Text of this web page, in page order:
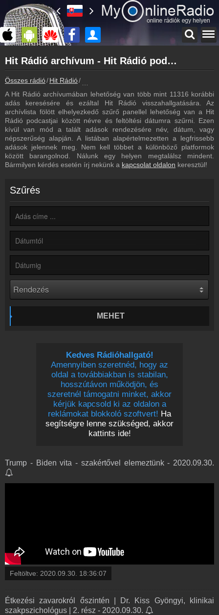
myonlineradio.hu
Hit Rádió
Vissza a Hit Rádió oldalára
Bejelentkezés
Hozz létre saját fiókot!
Most szól
Tudd meg mi szólt eddig
Műsorújság
Hit Rádió műsorai
Hit Rádió kapcsolatos hírek
Kapcsolat
Írj nekünk!
Partnerek
Rádiós partnerek
Rádió beágyazás
Ágyazd be weboldaladba
Online rádió készítés
Készítés lépésről lépésre
Hit Rádió archívum - Hit Rádió podcasts - Hit Rádió visszahallgatás
Összes rádió Hit Rádió
A Hit Rádió archívumában lehetőség van több mint 11316 korábbi
adás keresésére és ezáltal Hit Rádió visszahallgatására. Az
archívlista fölött elhelyezkedő szűrő panellel lehetőség van a Hit
Rádió podcastjai között névre és feltöltési dátumra szűrni. Ezen
kívül van mód a talált adások rendezésére név, dátum, vagy
népszerűség alapján. A listában alapértelmezetten a legfrissebb
adások jelennek meg. Nem kell többet a különböző platformok
között barangolnod. Nálunk egy helyen megtalálsz mindent.
Bármilyen kérdés esetén írj nekünk a kapcsolat oldalon keresztül!
Szűrés
MEHET
Kedves Rádióhallgató!
Amennyiben szeretnéd, hogy az
oldal a továbbiakban is stabilan,
hosszútávon működjön, és
szeretnél támogatni minket, akkor
kérjük kapcsold ki az oldalon a
reklámokat blokkoló szoftvert! Ha
segítségre lenne szükséged, akkor
kattints ide!
Trump - Biden vita - szakértővel elemeztünk - 2020.09.30.
Feltöltve: 2020.09.30. 18:36:07
Étkezési zavarokról őszintén | Dr. Kiss Gyöngyi, klinikai
szakpszichológus | 2. rész - 2020.09.30.